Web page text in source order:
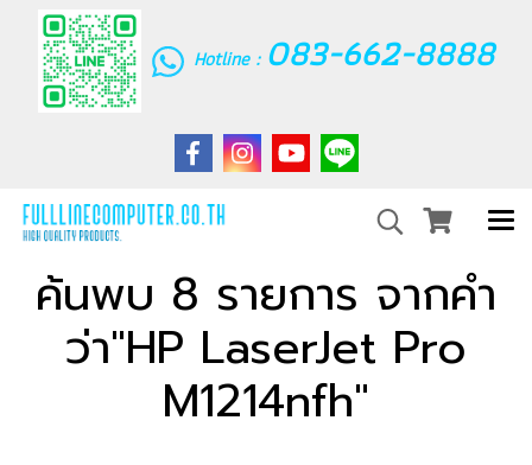
Hotline : 083-662-8888
ค้นพบ 8 รายการ จากคำ
ว่า"HP LaserJet Pro
M1214nfh"